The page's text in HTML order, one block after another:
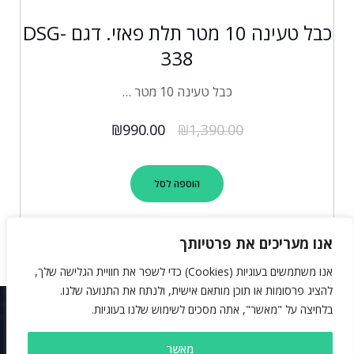
אנו מעריכים את פרטיותך
אנו משתמשים בעוגיות (Cookies) כדי לשפר את חוויית הגלישה שלך,
להציג פרסומות או תוכן מותאם אישית, ולנתח את התנועה שלנו.
בלחיצה על "מאשר", אתה מסכים לשימוש שלנו בעוגיות.
מאשר
כבל טעינה 10 מטר תלת פאזי. דגם DSG-
338
כבל טעינה 10 מטר …
₪1,390.00
₪990.00
הוספה לסל